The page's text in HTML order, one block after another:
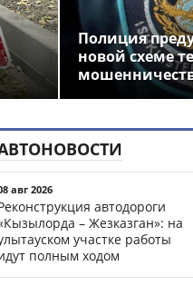
Полиция
новой схеме
авг 2026
автодороги
– Жезказган»: на
участке работы
полным ходом